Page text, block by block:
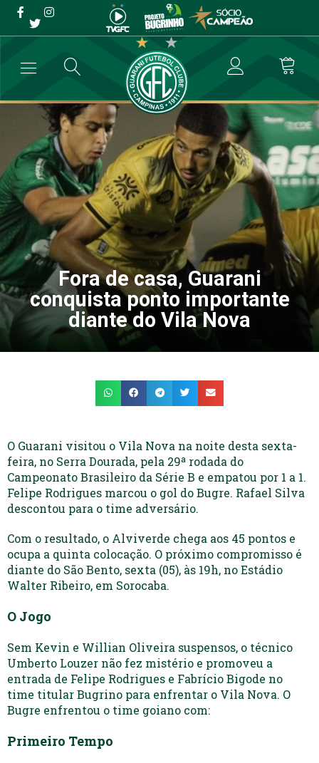
Fora de casa, Guarani
conquista ponto importante
diante do Vila Nova
→ Futebol Profissional → Fora de casa, Guarani conquista ponto
Fora de casa, Guarani
conquista ponto importante
diante do Vila Nova
O Guarani visitou o Vila Nova na noite desta sexta-
feira, no Serra Dourada, pela 29ª rodada do
Campeonato Brasileiro da Série B e empatou por 1 a 1.
Felipe Rodrigues marcou o gol do Bugre. Rafael Silva
descontou para o time adversário.
Com o resultado, o Alviverde chega aos 45 pontos e
ocupa a quinta colocação. O próximo compromisso é
diante do São Bento, sexta (05), às 19h, no Estádio
Walter Ribeiro, em Sorocaba.
O Jogo
Sem Kevin e Willian Oliveira suspensos, o técnico
Umberto Louzer não fez mistério e promoveu a
entrada de Felipe Rodrigues e Fabrício Bigode no
time titular Bugrino para enfrentar o Vila Nova. O
Bugre enfrentou o time goiano com:
Primeiro Tempo